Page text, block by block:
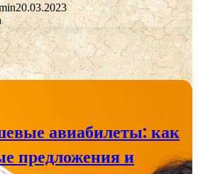
20.03.2023
авиабилеты: как
предложения и